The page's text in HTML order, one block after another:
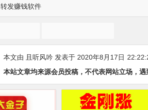
转发赚钱软件
本文由 且听风吟 发表于 2020年8月17日
本站文章均来源会员投稿，不代表网站立场，